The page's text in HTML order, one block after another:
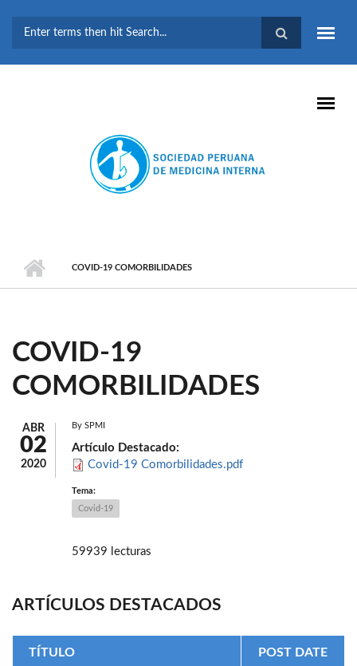
BÚSQUEDA
COVID-19 COMORBILIDADES
COVID-19
COMORBILIDADES
ABR
02
2020
By SPMI
Artículo Destacado:
Covid-19 Comorbilidades.pdf
Tema:
Covid-19
59939 lecturas
ARTÍCULOS DESTACADOS
TÍTULO POST DATE